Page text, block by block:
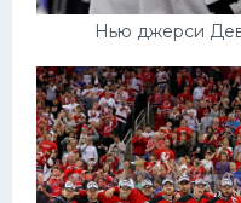
Нью джерси